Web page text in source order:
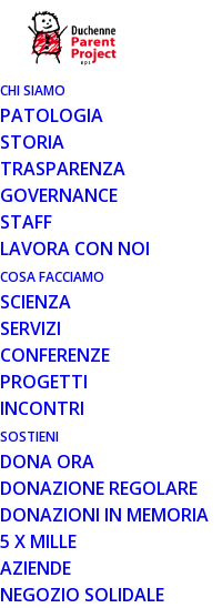
CHI SIAMO
PATOLOGIA
STORIA
TRASPARENZA
GOVERNANCE
STAFF
LAVORA CON NOI
COSA FACCIAMO
SCIENZA
SERVIZI
CONFERENZE
PROGETTI
INCONTRI
SOSTIENI
DONA ORA
DONAZIONE REGOLARE
DONAZIONI IN MEMORIA
5 X MILLE
AZIENDE
NEGOZIO SOLIDALE
3 GIU 2006
NOTIZIARIO
[pdf
width="640"
Leggi tutto
MESE: GIUGNO
Non è stato trovato nulla.